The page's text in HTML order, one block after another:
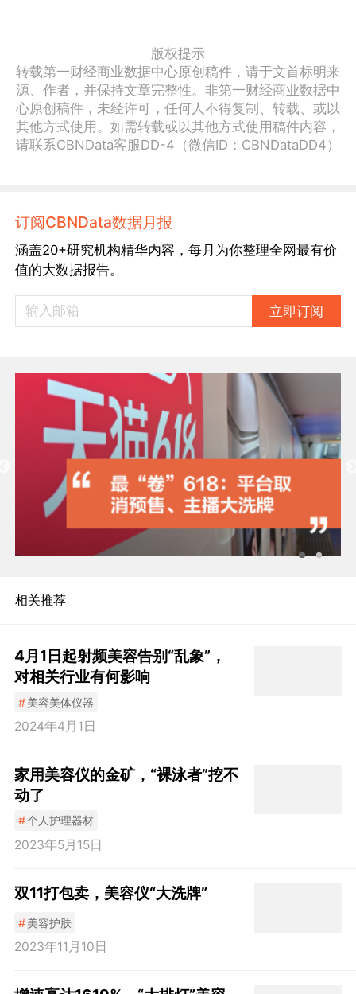
版权提示
转载第一财经商业数据中心原创稿件，请于文首标明来
源、作者，并保持文章完整性。非第一财经商业数据中
心原创稿件，未经许可，任何人不得复制、转载、或以
其他方式使用。如需转载或以其他方式使用稿件内容，
请联系CBNData客服DD-4（微信ID：CBNDataDD4）
订阅CBNData数据月报
涵盖20+研究机构精华内容，每月为你整理全网最有价
值的大数据报告。
立即订阅
相关推荐
4月1日起射频美容告别“乱象”，
对相关行业有何影响
#美容美体仪器
2024年4月1日
家用美容仪的金矿，“裸泳者”挖不
动了
#个人护理器材
2023年5月15日
双11打包卖，美容仪“大洗牌”
#美容护肤
2023年11月10日